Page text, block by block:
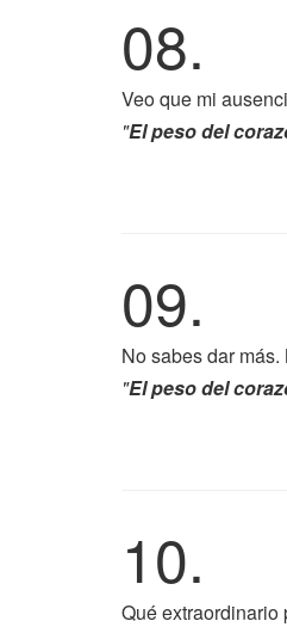
08.
Veo que mi
"El peso del
09.
No sabes dar
"El peso del
10.
Qué